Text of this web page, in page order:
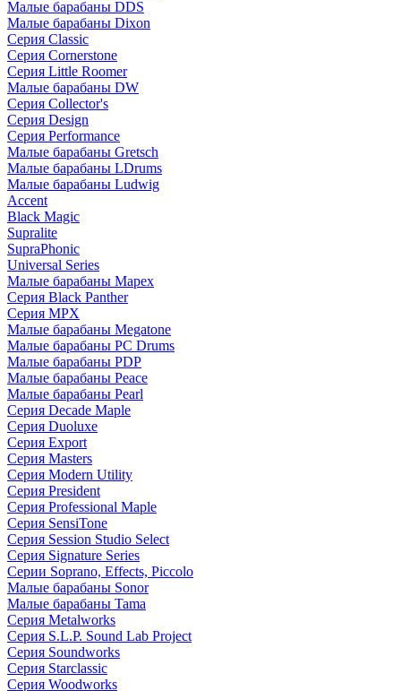
Малые барабаны DDS
Малые барабаны Dixon
Серия Classic
Серия Cornerstone
Серия Little Roomer
Малые барабаны DW
Серия Collector's
Серия Design
Серия Performance
Малые барабаны Gretsch
Малые барабаны LDrums
Малые барабаны Ludwig
Accent
Black Magic
Supralite
SupraPhonic
Universal Series
Малые барабаны Mapex
Серия Black Panther
Серия MPX
Малые барабаны Megatone
Малые барабаны PC Drums
Малые барабаны PDP
Малые барабаны Peace
Малые барабаны Pearl
Серия Decade Maple
Серия Duoluxe
Серия Export
Серия Masters
Серия Modern Utility
Серия President
Серия Professional Maple
Серия SensiTone
Серия Session Studio Select
Серия Signature Series
Серии Soprano, Effects, Piccolo
Малые барабаны Sonor
Малые барабаны Tama
Серия Metalworks
Серия S.L.P. Sound Lab Project
Серия Soundworks
Серия Starclassic
Серия Woodworks